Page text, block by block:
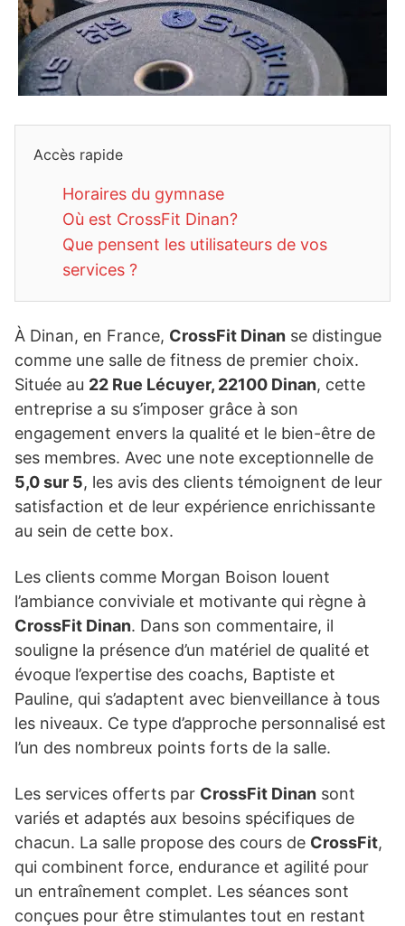
Accès rapide
Horaires du gymnase
Où est CrossFit Dinan?
Que pensent les utilisateurs de vos
services ?
À Dinan, en France, CrossFit Dinan se distingue
comme une salle de fitness de premier choix.
Située au 22 Rue Lécuyer, 22100 Dinan, cette
entreprise a su s’imposer grâce à son
engagement envers la qualité et le bien-être de
ses membres. Avec une note exceptionnelle de
5,0 sur 5, les avis des clients témoignent de leur
satisfaction et de leur expérience enrichissante
au sein de cette box.
Les clients comme Morgan Boison louent
l’ambiance conviviale et motivante qui règne à
CrossFit Dinan. Dans son commentaire, il
souligne la présence d’un matériel de qualité et
évoque l’expertise des coachs, Baptiste et
Pauline, qui s’adaptent avec bienveillance à tous
les niveaux. Ce type d’approche personnalisé est
l’un des nombreux points forts de la salle.
Les services offerts par CrossFit Dinan sont
variés et adaptés aux besoins spécifiques de
chacun. La salle propose des cours de CrossFit,
qui combinent force, endurance et agilité pour
un entraînement complet. Les séances sont
conçues pour être stimulantes tout en restant